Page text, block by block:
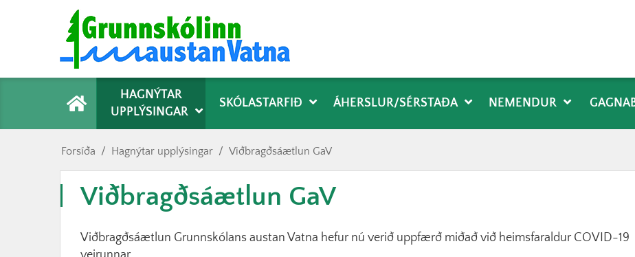
Forsíða
HAGNÝTAR
UPPLÝSINGAR
SKÓLASTARFIÐ ÁHERSLUR/SÉRSTAÐA NEMENDUR
Forsíða / Hagnýtar upplýsingar / Viðbragðsáætlun GaV
Viðbragðsáætlun GaV
Viðbragðsáætlun Grunnskólans austan Vatna hefur nú verið uppfærð miðað við heimsfaraldur COVID-19